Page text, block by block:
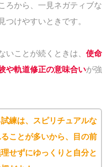
ろから、一見ネガティブな
つけやすいときです。
いことが続くときは、 使命
や軌道修正の意味合いが強
練は、スピリチュアルな
ことが多いから、目の前
せずにゆっくりと自分と